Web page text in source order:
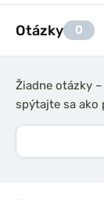
Otázky 0
Žiadne otázky
spýtajte sa ako